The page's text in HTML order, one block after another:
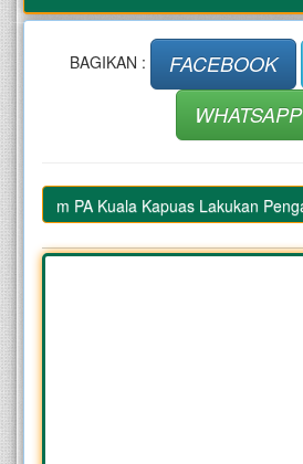
BAGIKAN : FACEBOOK
WHATSAPP
Hakim PA Kuala Kapuas Lakukan